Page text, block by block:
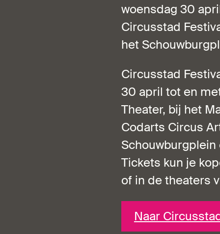
woensdag 30
Circusstad
het
Circusstad
30 april tot en
Theater, bij het
Codarts Circus
Tickets kun je
of in de theaters
Naar